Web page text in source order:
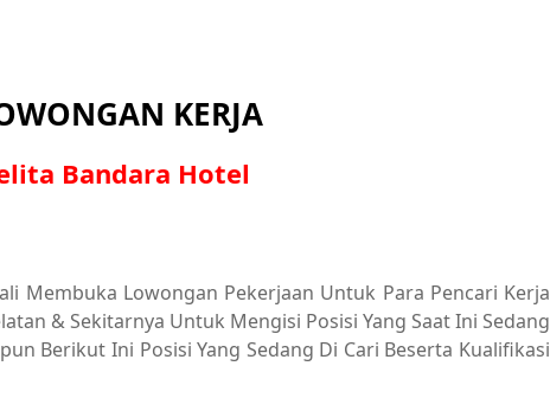
KERJA
Bandara Hotel
Membuka Lowongan Pekerjaan Untuk Para Pencari Kerja
& Sekitarnya Untuk Mengisi Posisi Yang Saat Ini Sedang
Berikut Ini Posisi Yang Sedang Di Cari Beserta Kualifikasi